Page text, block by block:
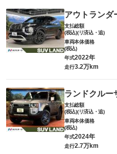
アウトランダ
支払総額
(税込)(リ済込・追)
車両本体価格
(税込)
年式2022年
走行3.2万km
ランドクルー
支払総額
(税込)(リ済込・追)
車両本体価格
(税込)
年式2024年
走行2.7万km